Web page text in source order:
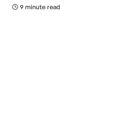
9 minute read